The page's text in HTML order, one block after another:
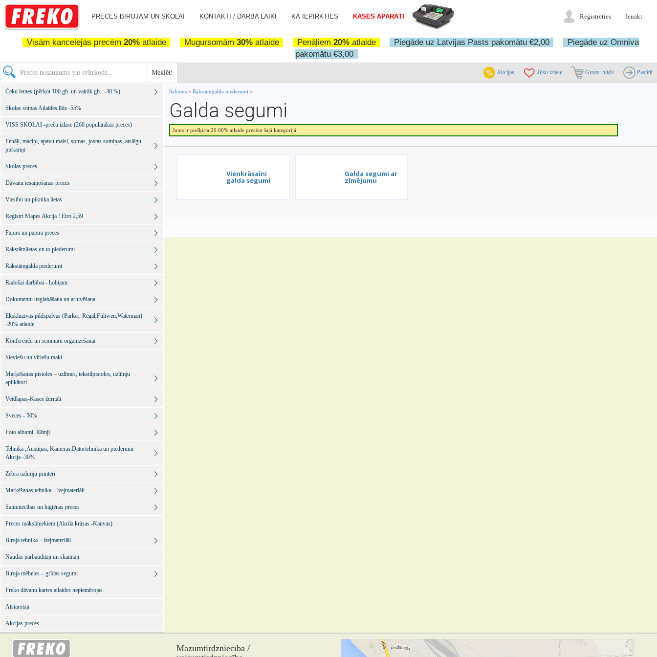
PRECES BIROJAM UN SKOLAI KONTAKTI / DARBA LAIKI KĀ IEPIRKTIES KASES APARĀTI Reģistrēties Ienākt
Visām kancelejas precēm 20%atlaide Mugursomām 30%atlaide Penāļiem 20%atlaide Piegāde uz Latvijas Pasts pakomātu €2,00
Piegāde uz Omniva
pakomātu €3,00
Meklēt! Akcijas Jūsu izlase Grozs: tukšs Pasūtīt
Sākums > Rakstāmgalda piederumi >
Galda segumi
Jums ir piešķirta 20.00% atlaide precēm šajā kategorijā.
Vienkrāsaini
galda segumi
Galda segumi ar
zīmējumu
Čeku lentes (pērkot 100.gb. un vairāk gb.: -30 %)
Skolas somas Atlaides līdz -55%
VISS SKOLAI -preču izlase (260 populārākās preces)
Penāļi, maciņi, apavu maisi, somas, jostas somiņas, atslēgu
piekariņi
Skolas preces
Dāvanu iesaiņošanas preces
Viesību un piknika lietas
Reģistri Mapes Akcija ! Eiro 2,59
Papīrs un papīra preces
Rakstāmlietas un to piederumi
Rakstāmgalda piederumi
Radošai darbībai - hobijam
Dokumentu uzglabāšana un arhivēšana
Ekskluzīvās pildspalvas (Parker, Regal,Fuliwen,Waterman)
-20% atlaide
Konferenču un semināru organizēšanai
Sieviešu un vīriešu maki
Marķēšanas pistoles – uzlīmes, tekstilpistoles, uzlīmju
aplikātori
Veidlapas-Kases žurnāli
Sveces - 50%
Foto albumi. Rāmji
Tehnika ,Austiņas, Kameras,Datortehnika un piederumi
Akcija -30%
Zebra uzlīmju printeri
Marķēšanas tehnika – izejmateriāli
Saimniecības un higiēnas preces
Preces māksliniekiem (Akrila krāsas -Kanvas)
Biroja tehnika – izejmateriāli
Naudas pārbaudītāji un skaitītāji
Biroja mēbeles – grīdas segumi
Freko dāvanu kartes atlaides nepiemērojas
Atstarotāji
Akcijas preces
Mazumtirdzniecība /